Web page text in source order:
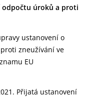
odpočtu úroků a proti
ustanovení o
zneužívání ve
EU
Přijatá ustanovení